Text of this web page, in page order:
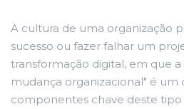
A cultura de uma organização
sucesso ou fazer falhar um
transformação digital, em que a
mudança organizacional" é um
componentes chave deste tipo